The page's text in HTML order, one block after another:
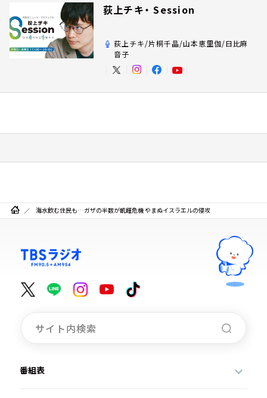
荻上チキ・ Session
荻上チキ/片桐千晶/山本恵里伽/日比麻
音子
海水飲む住民も…ガザの半数が飢饉危機 やまぬイスラエルの侵攻
番組表